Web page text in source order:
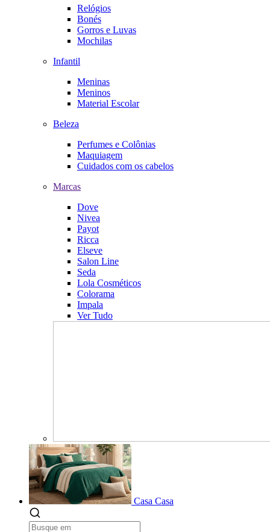
Relógios
Bonés
Gorros e Luvas
Mochilas
Infantil
Meninas
Meninos
Material Escolar
Beleza
Perfumes e Colônias
Maquiagem
Cuidados com os cabelos
Marcas
Dove
Nivea
Payot
Ricca
Elseve
Salon Line
Seda
Lola Cosméticos
Colorama
Impala
Ver Tudo
Casa Casa